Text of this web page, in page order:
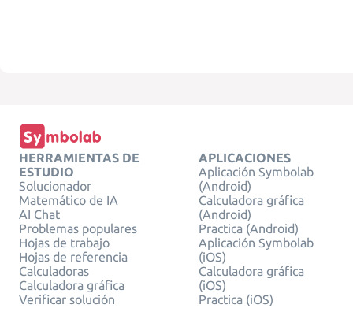
HERRAMIENTAS DE
ESTUDIO
Solucionador
Matemático de IA
AI Chat
Problemas populares
Hojas de trabajo
Hojas de referencia
Calculadoras
Calculadora gráfica
Verificar solución
APLICACIONES
Aplicación Symbolab
(Android)
Calculadora gráfica
(Android)
Practica (Android)
Aplicación Symbolab
(iOS)
Calculadora gráfica
(iOS)
Practica (iOS)